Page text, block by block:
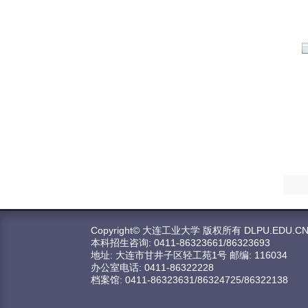
Copyright© 大连工业大学 版权所有 DLPU.EDU.CN
本科招生咨询: 0411-86323661/86323693
地址: 大连市甘井子区轻工苑1号 邮编: 116034
办公室电话: 0411-86322228
档案馆: 0411-86323631/86324725/86322138